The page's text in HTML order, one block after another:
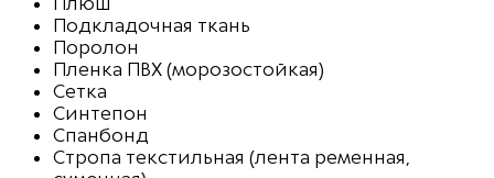
Подкладочная ткань
Поролон
Пленка ПВХ (морозостойкая)
Сетка
Синтепон
Спанбонд
Стропа текстильная (лента ременная,